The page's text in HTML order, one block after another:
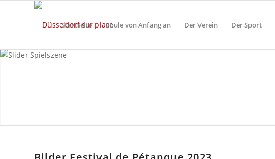
Startseite Boule von Anfang an Der Verein Der Sport